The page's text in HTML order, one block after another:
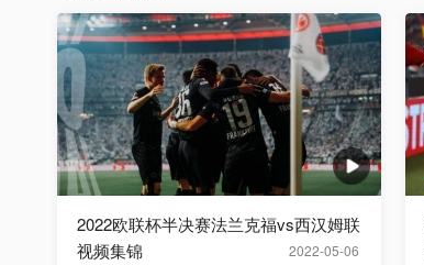
2022-05-06
2022欧联杯半决赛法兰克福vs西汉姆联
视频集锦